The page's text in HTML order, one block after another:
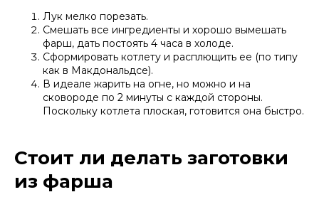
Лук мелко порезать.
Смешать все ингредиенты и хорошо вымешать
фарш, дать постоять 4 часа в холоде.
Сформировать котлету и расплющить ее (по типу
как в Макдональдсе).
В идеале жарить на огне, но можно и на
сковороде по 2 минуты с каждой стороны.
Поскольку котлета плоская, готовится она быстро.
Стоит ли делать заготовки
из фарша